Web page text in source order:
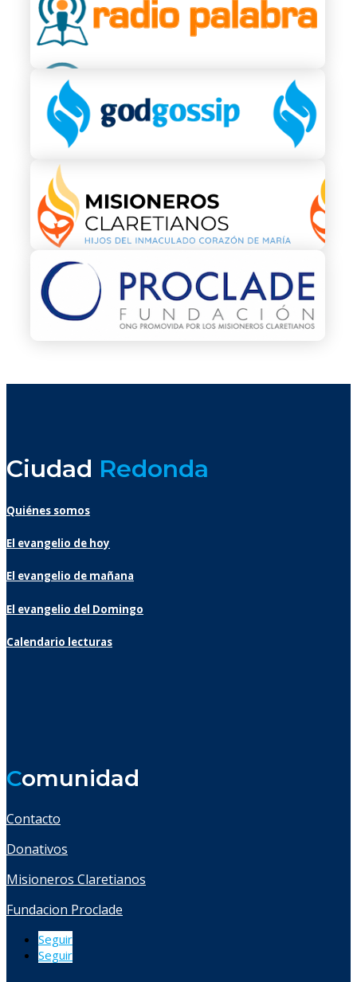
Ciudad Redonda
Quiénes somos
El evangelio de hoy
El evangelio de mañana
El evangelio del Domingo
Calendario lecturas
Comunidad
Contacto
Donativos
Misioneros Claretianos
Fundacion Proclade
Seguir
Seguir